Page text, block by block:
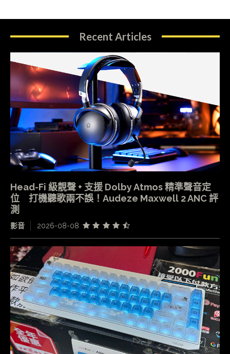
Recent Articles
Head-Fi 級靚聲 + 支援 Dolby Atmos 精準聲音定
位 打機聽歌兩不誤！Audeze Maxwell 2 ANC 評
測
影音 2026-08-08